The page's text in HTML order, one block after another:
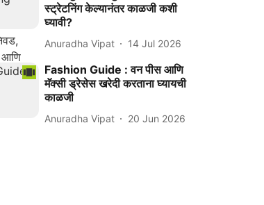
स्ट्रेटनिंग केल्यानंतर काळजी कशी
घ्यावी?
Anuradha Vipat 14 Jul 2026
Fashion Guide : वन पीस आणि
मॅक्सी ड्रेसेस खरेदी करताना घ्यायची
काळजी
Anuradha Vipat 20 Jun 2026